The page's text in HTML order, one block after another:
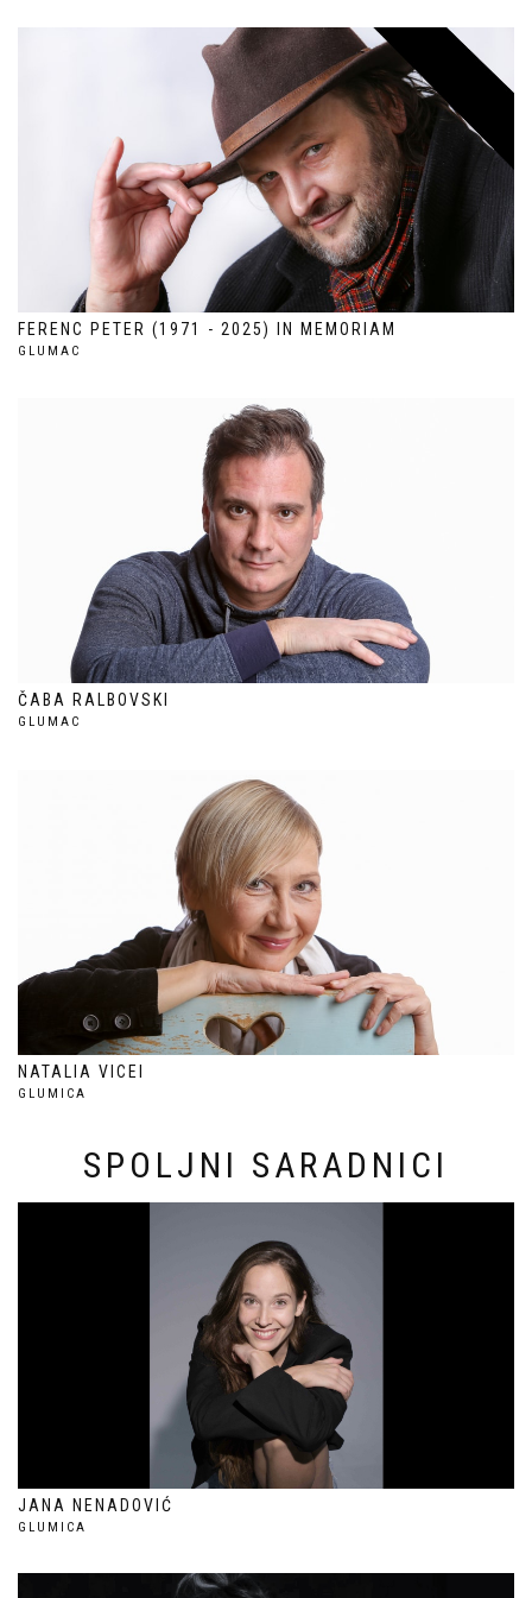
FERENC PETER (1971 - 2025) IN MEMORIAM
GLUMAC
ČABA RALBOVSKI
GLUMAC
NATALIA VICEI
GLUMICA
SPOLJNI SARADNICI
JANA NENADOVIĆ
GLUMICA